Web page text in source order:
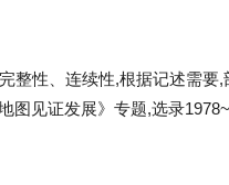
整性、连续性,根据记述需要
图见证发展》专题,选录